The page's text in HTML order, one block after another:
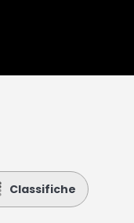
Classifiche